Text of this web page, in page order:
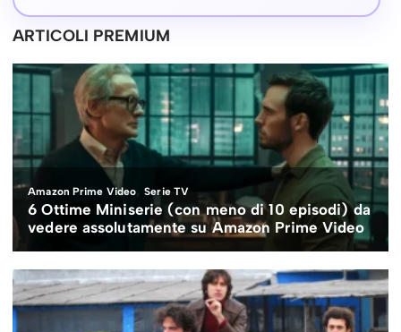
ARTICOLI PREMIUM